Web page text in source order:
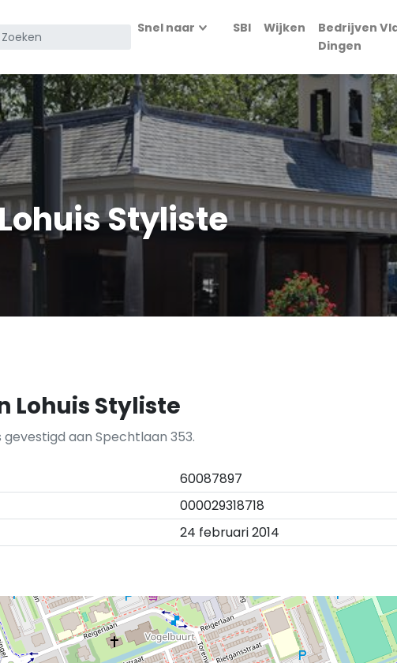
Zoek
Snel naar SBI Wijken
Bedrijven
Dingen
Styliste
Lohuis Styliste
gevestigd aan Spechtlaan 353.
60087897
000029318718
24 februari 2014